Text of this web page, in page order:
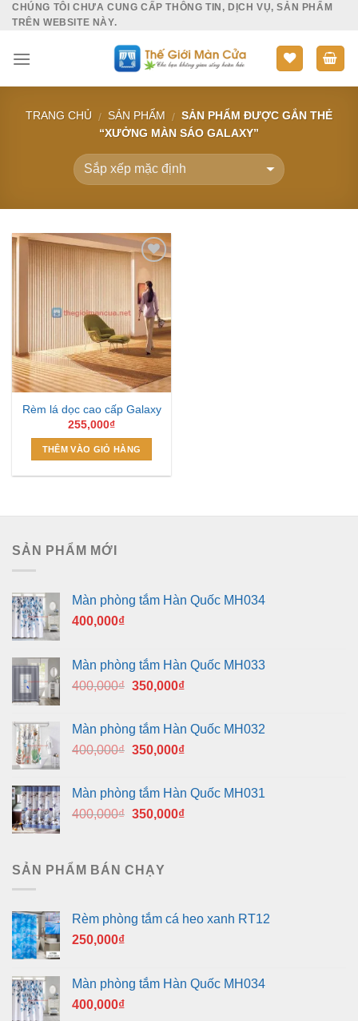
SkipCHÚNG TÔI CHƯA CUNG CẤP THÔNG TIN, DỊCH VỤ, SẢN PHẨM
TRÊN WEBSITE NÀY.
TRANG CHỦ / SẢN PHẨM / SẢN PHẨM ĐƯỢC GẮN THẺ
“XƯỞNG MÀN SÁO GALAXY”
Add to
Wishlist
Rèm lá dọc cao cấp Galaxy
255,000₫
THÊM VÀO GIỎ HÀNG
SẢN PHẨM MỚI
Màn phòng tắm Hàn Quốc MH034
400,000₫
Màn phòng tắm Hàn Quốc MH033
400,000₫ Giá
400,000₫.
350,000₫Giá
là:
350,000₫.
Màn phòng tắm Hàn Quốc MH032
400,000₫ Giá
400,000₫.
350,000₫Giá
là:
350,000₫.
Màn phòng tắm Hàn Quốc MH031
400,000₫ Giá
400,000₫.
350,000₫Giá
SẢN PHẨM BÁN CHẠY
Rèm phòng tắm cá heo xanh RT12
250,000₫
Màn phòng tắm Hàn Quốc MH034
400,000₫